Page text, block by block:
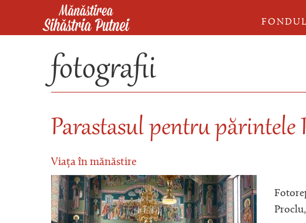
Mergi la conţinutul principal
fotografii
Parastasul pentru părintele
Viața în mănăstire